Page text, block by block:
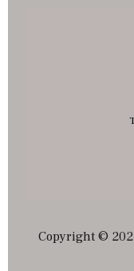
Copyright ©